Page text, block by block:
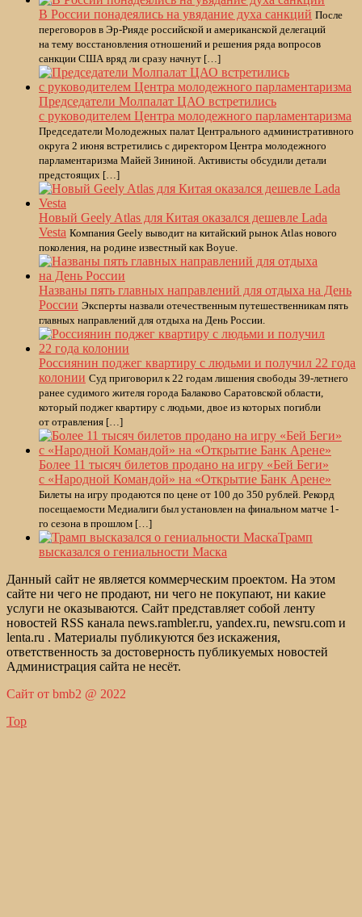
В России понадеялись на увядание духа санкций После
переговоров в Эр-Рияде российской и американской делегаций
на тему восстановления отношений и решения ряда вопросов
санкции США вряд ли сразу начнут […]
Председатели Молпалат ЦАО встретились
с руководителем Центра молодежного парламентаризма
Председатели Молодежных палат Центрального административного
округа 2 июня встретились с директором Центра молодежного
парламентаризма Майей Зининой. Активисты обсудили детали
предстоящих […]
Новый Geely Atlas для Китая оказался дешевле Lada
Vesta Компания Geely выводит на китайский рынок Atlas нового
поколения, на родине известный как Boyue.
Названы пять главных направлений для отдыха на День
России Эксперты назвали отечественным путешественникам пять
главных направлений для отдыха на День России.
Россиянин поджег квартиру с людьми и получил 22 года
колонии Суд приговорил к 22 годам лишения свободы 39-летнего
ранее судимого жителя города Балаково Саратовской области,
который поджег квартиру с людьми, двое из которых погибли
от отравления […]
Более 11 тысяч билетов продано на игру «Бей Беги»
с «Народной Командой» на «Открытие Банк Арене»
Билеты на игру продаются по цене от 100 до 350 рублей. Рекорд
посещаемости Медиалиги был установлен на финальном матче 1-
го сезона в прошлом […]
Трамп
высказался о гениальности Маска
Данный сайт не является коммерческим проектом. На этом
сайте ни чего не продают, ни чего не покупают, ни какие
услуги не оказываются. Сайт представляет собой ленту
новостей RSS канала news.rambler.ru, yandex.ru, newsru.com и
lenta.ru . Материалы публикуются без искажения,
ответственность за достоверность публикуемых новостей
Администрация сайта не несёт.
Сайт от bmb2 @ 2022
Top